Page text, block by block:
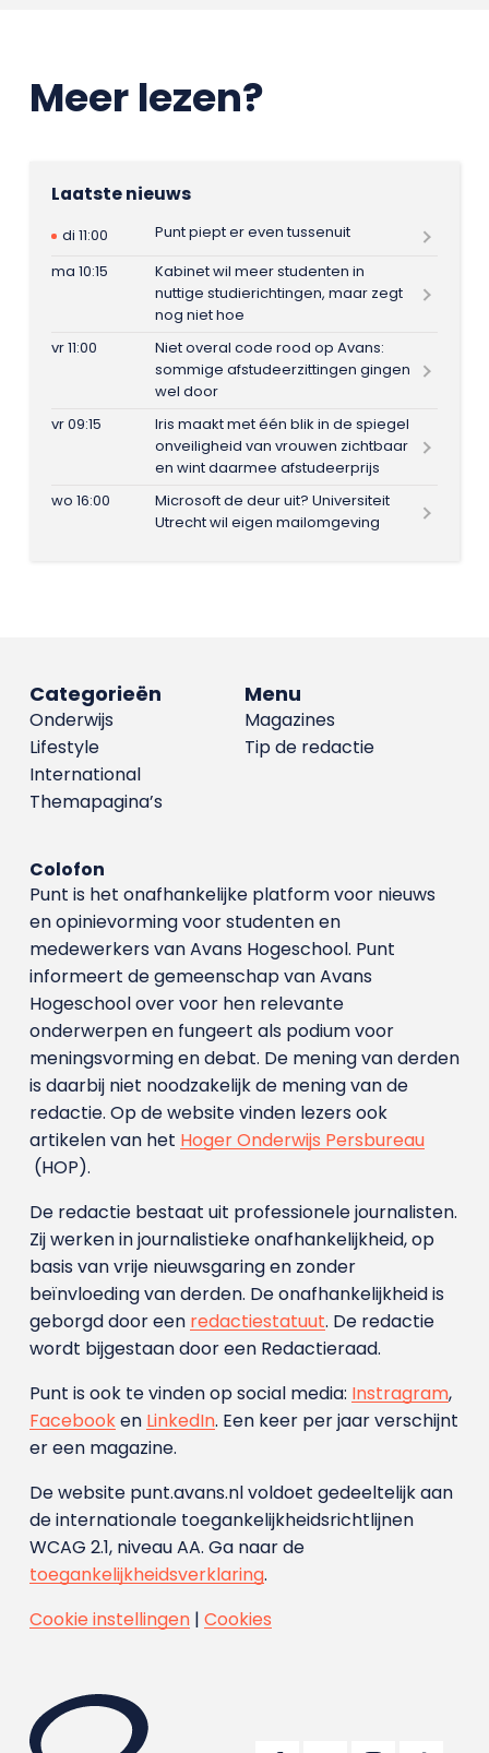
Meer lezen?
Laatste nieuws
di 11:00
Punt piept er even tussenuit
ma 10:15
Kabinet wil meer studenten in
nuttige studierichtingen, maar zegt
nog niet hoe
vr 11:00
Niet overal code rood op Avans:
sommige afstudeerzittingen gingen
wel door
vr 09:15
Iris maakt met één blik in de spiegel
onveiligheid van vrouwen zichtbaar
en wint daarmee afstudeerprijs
wo 16:00
Microsoft de deur uit? Universiteit
Utrecht wil eigen mailomgeving
Menu
Magazines
Tip de redactie
Categorieën
Onderwijs
Lifestyle
International
Themapagina’s
Colofon
Punt is het onafhankelijke platform voor nieuws
en opinievorming voor studenten en
medewerkers van Avans Hoge­school. Punt
informeert de gemeenschap van Avans
Hogeschool over voor hen relevante
onderwerpen en fungeert als podium voor
meningsvorming en debat. De mening van derden
is daarbij niet noodzakelijk de mening van de
redactie. Op de website vinden lezers ook
artikelen van het Hoger Onderwijs Persbureau
(HOP).
De redactie bestaat uit professionele journalisten.
Zij werken in journalistieke onafhankelijkheid, op
basis van vrije nieuwsgaring en zonder
beïnvloeding van derden. De onafhankelijkheid is
geborgd door een redactiestatuut. De redactie
wordt bijgestaan door een Redactieraad.
Punt is ook te vinden op social media: Instragram,
Facebooken LinkedIn. Een keer per jaar verschijnt
er een magazine.
De website punt.avans.nl voldoet gedeeltelijk aan
de internationale toegankelijkheidsrichtlijnen
WCAG 2.1, niveau AA. Ga naar de
toegankelijkheidsverklaring.
Cookie instellingen| Cookies